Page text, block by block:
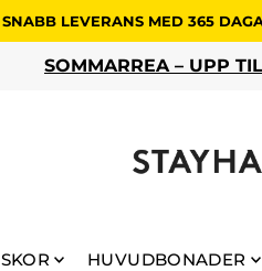
SNABB LEVERANS MED 365
SKOR HUVUDBONADER